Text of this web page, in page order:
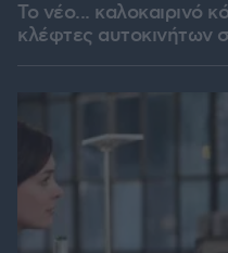
Το νέο... καλοκαιρινό
κλέφτες αυτοκινήτων